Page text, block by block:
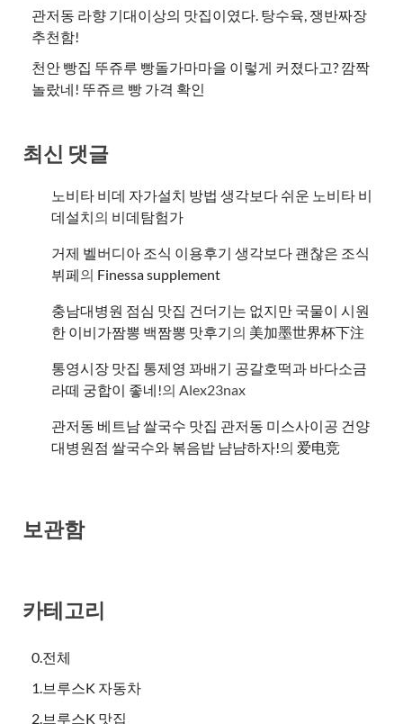
관저동 라향 기대이상의 맛집이였다. 탕수육, 쟁반짜장
추천함!
천안 빵집 뚜쥬루 빵돌가마마을 이렇게 커졌다고? 깜짝
놀랐네! 뚜쥬르 빵 가격 확인
최신 댓글
노비타 비데 자가설치 방법 생각보다 쉬운 노비타 비
데설치의 비데탐험가
거제 벨버디아 조식 이용후기 생각보다 괜찮은 조식
뷔페의 ​Finessa supplement
충남대병원 점심 맛집 건더기는 없지만 국물이 시원
한 이비가짬뽕 백짬뽕 맛후기의 美加墨世界杯下注
통영시장 맛집 통제영 꽈배기 공갈호떡과 바다소금
라떼 궁합이 좋네!의 Alex23nax
관저동 베트남 쌀국수 맛집 관저동 미스사이공 건양
대병원점 쌀국수와 볶음밥 냠냠하자!의 爱电竞
보관함
카테고리
0.전체
1.브루스K 자동차
2.브루스K 맛집